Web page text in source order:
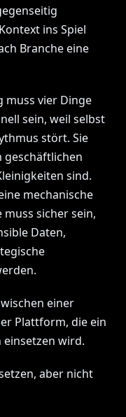
ins Spiel
Branche eine
muss vier Dinge
sein, weil selbst
stört. Sie
geschäftlichen
sind.
mechanische
sicher sein,
Daten,
einer
Plattform, die ein
einsetzen wird.
aber nicht